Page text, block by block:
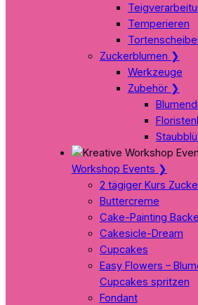
Temperieren
Zuckerblumen ❯
Werkzeuge
Zubehör ❯
Workshop Events ❯
2 tägiger Kurs
Buttercreme
Cake-Painting
Cakesicle-Dream
Cupcakes
Easy Flowers –
Cupcakes spritzen
Fondant